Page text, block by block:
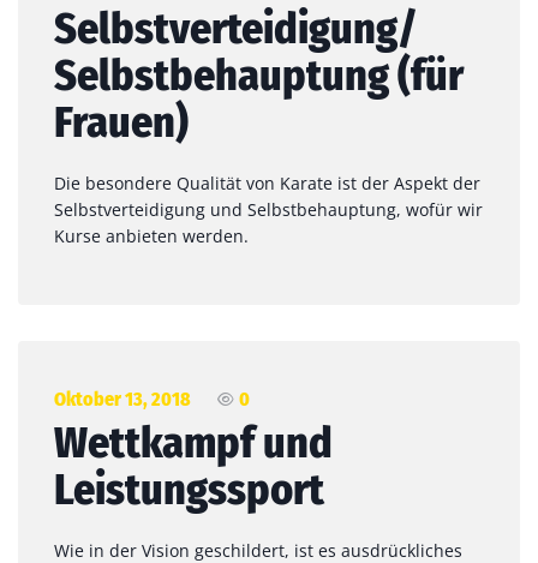
Selbstverteidigung/
Selbstbehauptung (für
Frauen)
Die besondere Qualität von Karate ist der Aspekt der
Selbstverteidigung und Selbstbehauptung, wofür wir
Kurse anbieten werden.
Oktober 13, 2018 0
Wettkampf und
Leistungssport
Wie in der Vision geschildert, ist es ausdrückliches